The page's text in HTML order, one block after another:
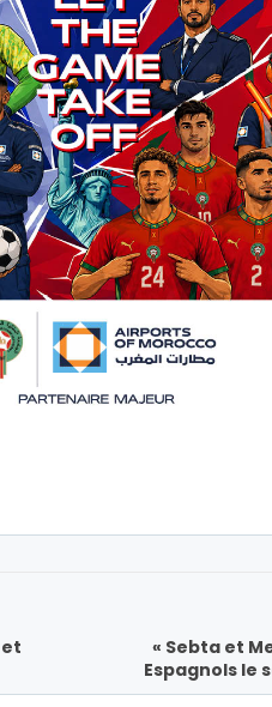
« Sebta et
Espagnols le